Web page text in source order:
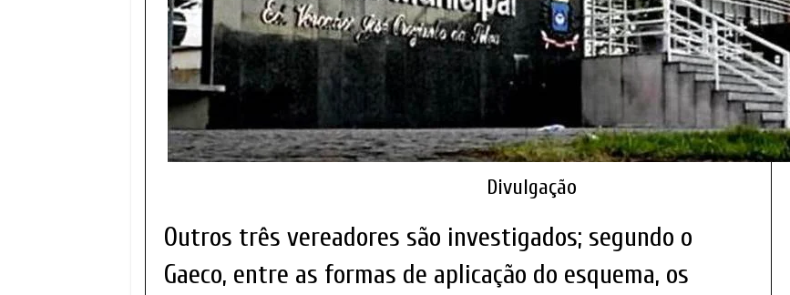
Divulgação
Outros três vereadores são investigados; segundo o
Gaeco, entre as formas de aplicação do esquema, os